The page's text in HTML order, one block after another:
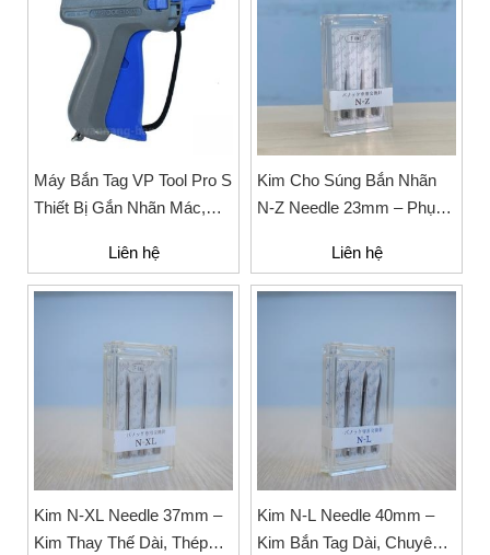
Máy Bắn Tag VP Tool Pro S
Thiết Bị Gắn Nhãn Mác,
Liên hệ
Kim Cho Súng Bắn Nhãn
N-Z Needle 23mm – Phụ
Liên hệ
Kim N-XL Needle 37mm –
Kim Thay Thế Dài, Thép
Kim N-L Needle 40mm –
Kim Bắn Tag Dài, Chuyên